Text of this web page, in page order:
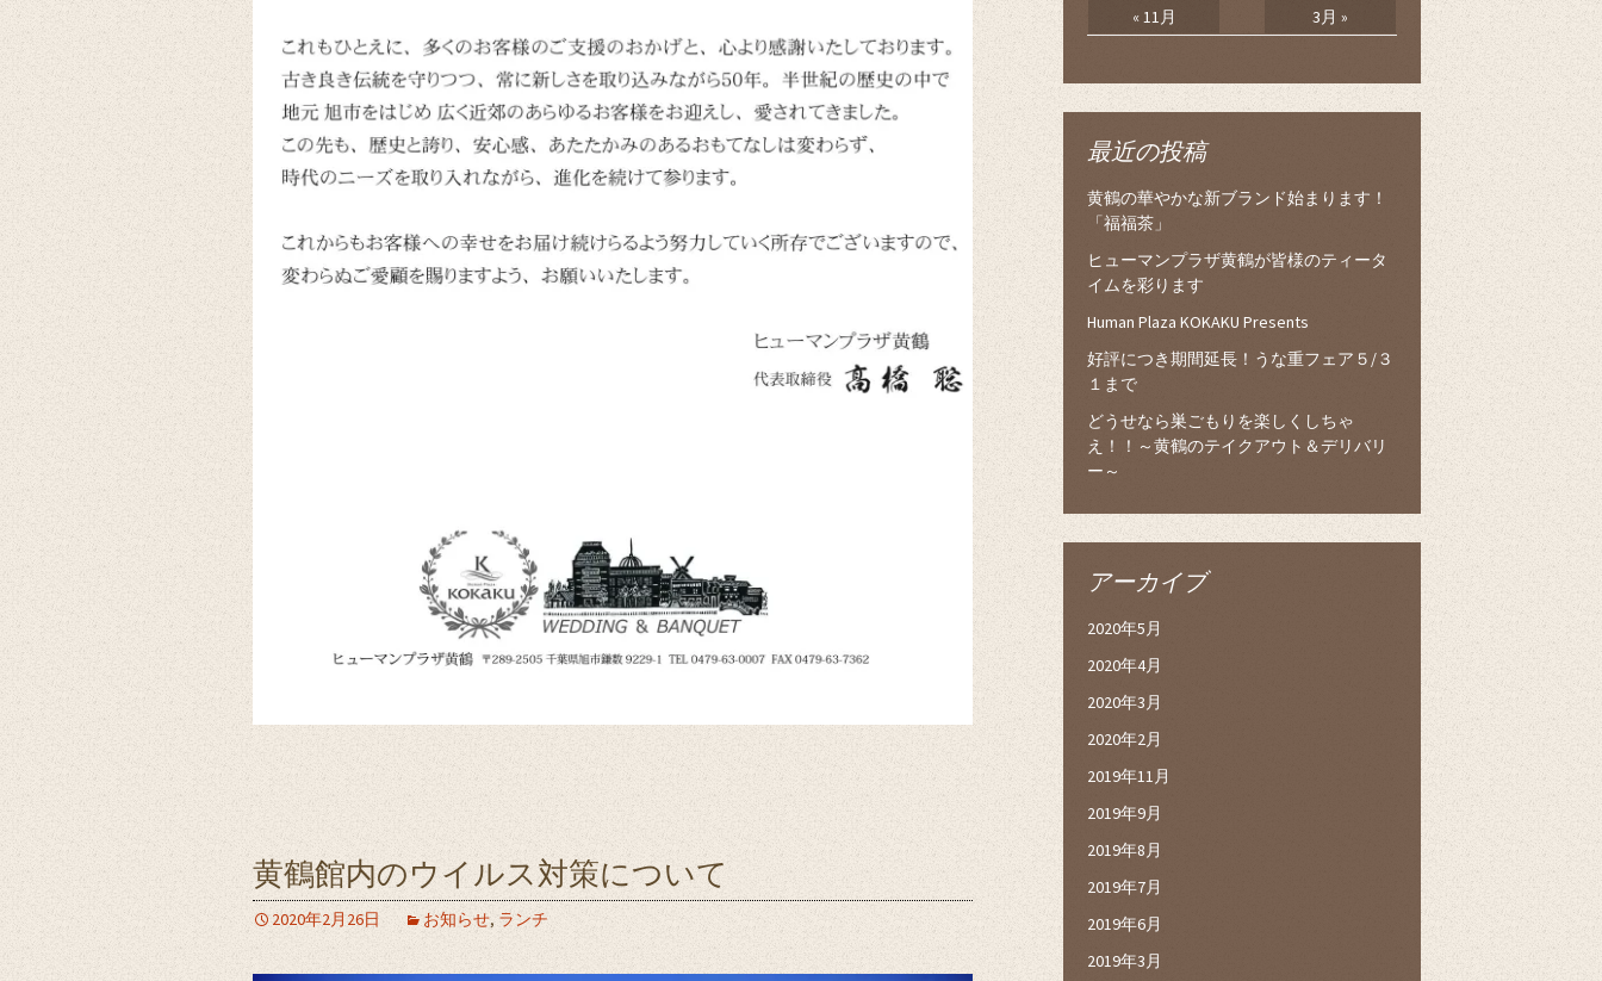
黄鶴館内のウイルス対策について
2020年2月26日 お知らせ, ランチ
« 11月 3月 »
最近の投稿
黄鶴の華やかな新ブランド始まります！
「福福茶」
ヒューマンプラザ黄鶴が皆様のティータ
イムを彩ります
Human Plaza KOKAKU Presents
好評につき期間延長！うな重フェア５/３
１まで
どうせなら巣ごもりを楽しくしちゃ
え！！～黄鶴のテイクアウト＆デリバリ
ー～
アーカイブ
2020年5月
2020年4月
2020年3月
2020年2月
2019年11月
2019年9月
2019年8月
2019年7月
2019年6月
2019年3月